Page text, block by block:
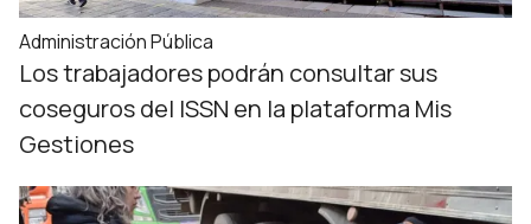
Administración Pública
Los trabajadores podrán consultar sus
coseguros del ISSN en la plataforma Mis
Gestiones